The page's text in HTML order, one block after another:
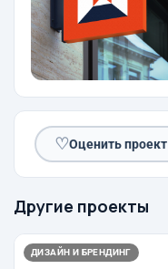
♡Оценить проект
Другие проекты
ДИЗАЙН И БРЕНДИНГ